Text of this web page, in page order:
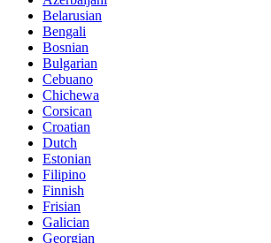
Belarusian
Bengali
Bosnian
Bulgarian
Cebuano
Chichewa
Corsican
Croatian
Dutch
Estonian
Filipino
Finnish
Frisian
Galician
Georgian